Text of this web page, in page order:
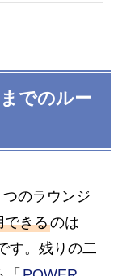
でのルー
のラウンジ
できるのは
す。残りの二